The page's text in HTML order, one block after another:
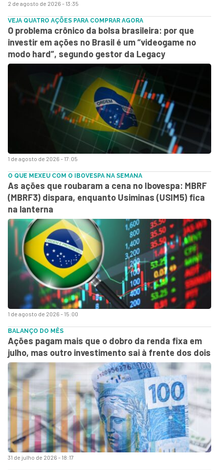
2 de agosto de 2026 - 13:35
1 de agosto de 2026 - 17:05
VEJA QUATRO AÇÕES PARA COMPRAR AGORA
O problema crônico da bolsa brasileira: por que
investir em ações no Brasil é um “videogame no
modo hard”, segundo gestor da Legacy
1 de agosto de 2026 - 15:00
O QUE MEXEU COM O IBOVESPA NA SEMANA
As ações que roubaram a cena no Ibovespa: MBRF
(MBRF3) dispara, enquanto Usiminas (USIM5) fica
na lanterna
31 de julho de 2026 - 18:17
BALANÇO DO MÊS
Ações pagam mais que o dobro da renda fixa em
julho, mas outro investimento sai à frente dos dois